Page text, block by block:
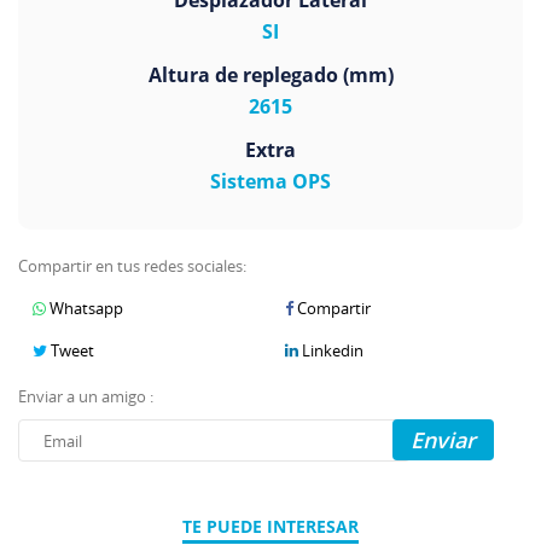
SI
Altura de replegado (mm)
2615
Extra
Sistema OPS
Compartir en tus redes sociales:
Whatsapp
Compartir
Tweet
Linkedin
Enviar a un amigo :
Enviar
TE PUEDE INTERESAR